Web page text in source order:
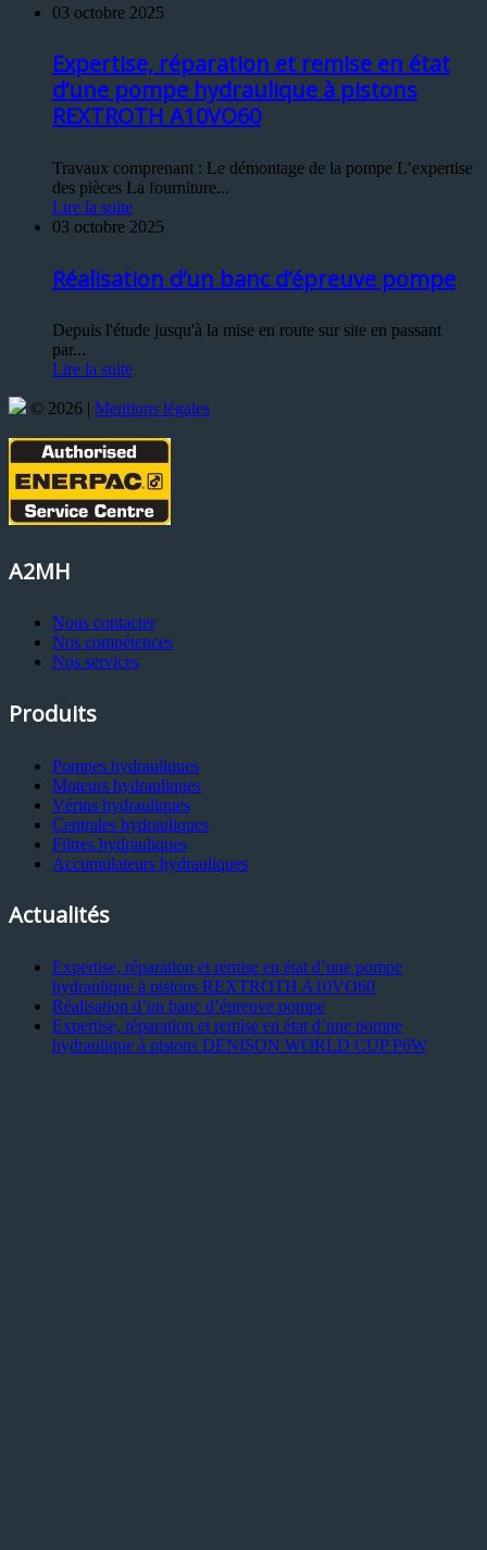
03 octobre 2025
Expertise, réparation et remise en état
d’une pompe hydraulique à pistons
REXTROTH A10VO60
Travaux comprenant : Le démontage de la pompe L’expertise
des pièces La fourniture...
Lire la suite
03 octobre 2025
Réalisation d’un banc d’épreuve pompe
Depuis l'étude jusqu'à la mise en route sur site en passant
par...
Lire la suite
© 2026 | Mentions légales
A2MH
Nous contacter
Nos compétences
Nos services
Produits
Pompes hydrauliques
Moteurs hydrauliques
Vérins hydrauliques
Centrales hydrauliques
Filtres hydrauliques
Accumulateurs hydrauliques
Actualités
Expertise, réparation et remise en état d’une pompe
hydraulique à pistons REXTROTH A10VO60
Réalisation d’un banc d’épreuve pompe
Expertise, réparation et remise en état d’une pompe
hydraulique à pistons DENISON WORLD CUP P6W